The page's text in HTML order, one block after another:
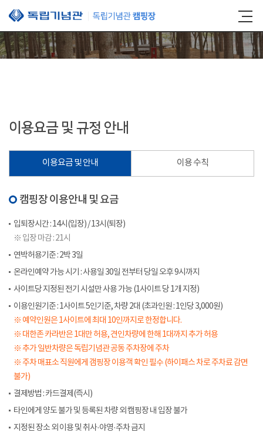
본문 바로가기
이용요금 및 규정 안내
이용요금 및 안내 이용 수칙
캠핑장 이용안내 및 요금
입퇴장시간 : 14시(입장) / 13시(퇴장)
※ 입장 마감 : 21시
연박허용기준 : 2박 3일
온라인예약 가능 시기 : 사용일 30일 전부터 당일 오후 9시까지
사이트당 지정된 전기 시설만 사용 가능 (1사이트 당 1개 지정)
이용인원기준 : 1사이트 5인기준, 차량 2대 (초과인원 : 1인당 3,000원)
※ 예약인원은 1사이트에 최대 10인까지로 한정합니다.
※ 대한존 카라반은 1대만 허용, 견인차량에 한해 1대까지 추가 허용
※ 추가 일반차량은 독립기념관 공동 주차장에 주차
※ 주차 매표소 직원에게 갬핑장 이용객 확인 필수 (하이패스 차로 주차료 감면
불가)
결제방법 : 카드결제(즉시)
타인에게 양도 불가 및 등록된 차량 외 캠핑장 내 입장 불가
지정된 장소 외 이용 및 취사·야영·주차 금지